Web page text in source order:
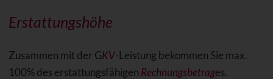
Erstattungshöhe
Zusammen mit der GKV-Leistung bekommen Sie max.
100% des erstattungsfähigen Rechnungsbetrages.